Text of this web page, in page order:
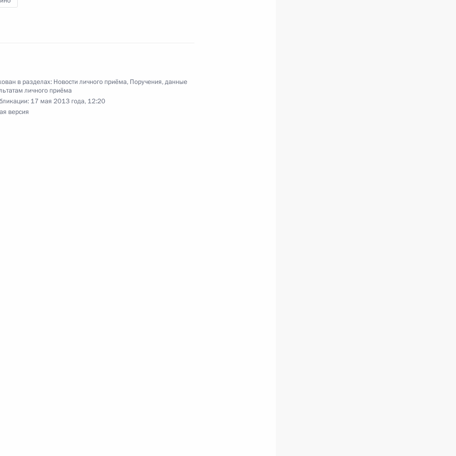
28 декабря 2012 года
Алтайского края, проведённого
Федерации советником Президента
Яковлевым в Приёмной Президента по приёму
в разделах: Новости личного приёма, Поручения, данные
личного приёма
17 мая 2013 года, 12:20
версия